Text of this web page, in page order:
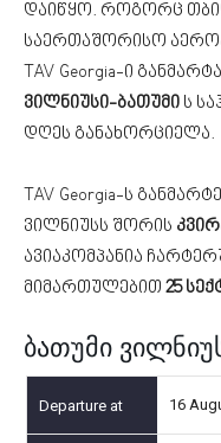
დაიწყო. როგორც
საერთაშორისო
TAV Georgia-ი
ვილნიუსი-ბათუმი ს
დღეს განახორციელა.
TAV Georgia-ს
ვილნიუსს შორის
ავიაკომპანია
მიმართულებით 25
ბათუმი
16